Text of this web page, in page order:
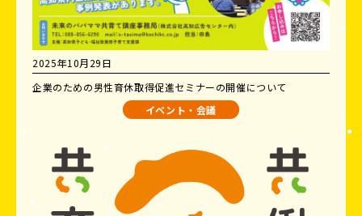
2025年10月29日
企業のための男性育休取得促進セミナーの開催について
イベント・会議